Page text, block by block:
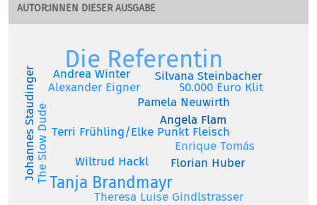
AUTOR:INNEN DIESER AUSGABE
Die Referentin
Tanja Brandmayr
50.000 Euro Klit
Alexander Eigner
Andrea Winter
Angela Flam
Enrique Tomás
Florian Huber
Johannes Staudinger Pamela Neuwirth
Silvana Steinbacher
Terri Frühling/Elke Punkt Fleisch
Theresa Luise Gindlstrasser
The Slow Dude Wiltrud Hackl